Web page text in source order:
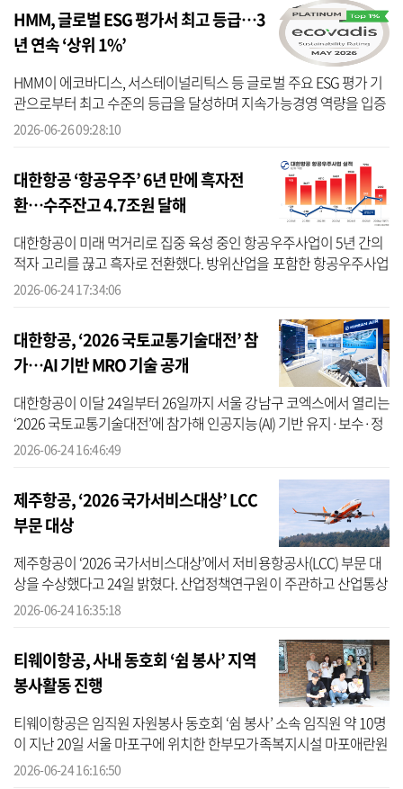
HMM, 글로벌 ESG 평가서 최고 등급…3
년 연속 ‘상위 1%’
HMM이 에코바디스, 서스테이널리틱스 등 글로벌 주요 ESG 평가 기
관으로부터 최고 수준의 등급을 달성하며 지속가능경영 역량을 입증
했다고 26일 밝혔다. HMM은 프랑스 소재 글로벌 ESG 평가기관인 에
2026-06-26 09:28:10
대한항공 ‘항공우주’ 6년 만에 흑자전
환…수주잔고 4.7조원 달해
대한항공이 미래 먹거리로 집중 육성 중인 항공우주사업이 5년 간의
적자 고리를 끊고 흑자로 전환했다. 방위산업을 포함한 항공우주사업
이 새 성장 동력으로 떠오르며 여객과 화물 중심인 기존 사업의 구조
2026-06-24 17:34:06
대한항공, ‘2026 국토교통기술대전’ 참
가…AI 기반 MRO 기술 공개
대한항공이 이달 24일부터 26일까지 서울 강남구 코엑스에서 열리는
‘2026 국토교통기술대전’에 참가해 인공지능(AI) 기반 유지·보수·정
비(MRO) 기술과 미래 항공 솔루션을 선보인다고 밝혔다. 국토교통기
2026-06-24 16:46:49
제주항공, ‘2026 국가서비스대상’ LCC
부문 대상
제주항공이 ‘2026 국가서비스대상’에서 저비용항공사(LCC) 부문 대
상을 수상했다고 24일 밝혔다. 산업정책연구원이 주관하고 산업통상
자원부가 후원하는 국가서비스대상은 서비스 가치·고객 만족·고객
2026-06-24 16:35:18
티웨이항공, 사내 동호회 ‘쉼 봉사’ 지역
봉사활동 진행
티웨이항공은 임직원 자원봉사 동호회 ‘쉼 봉사’ 소속 임직원 약 10명
이 지난 20일 서울 마포구에 위치한 한부모가족복지시설 마포애란원
을 찾아 봉사 활동을 진행했다고 24일 밝혔다. 이번 봉사활동은 건물
2026-06-24 16:16:50